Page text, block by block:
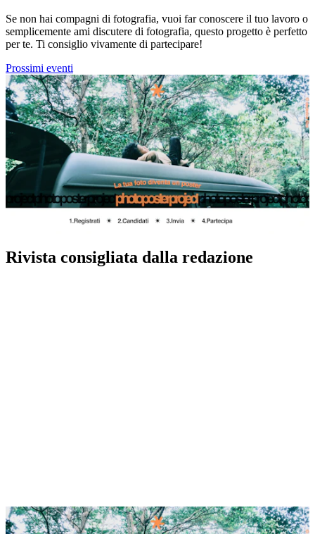
Se non hai compagni di fotografia, vuoi far conoscere il tuo lavoro o
semplicemente ami discutere di fotografia, questo progetto è perfetto
per te. Ti consiglio vivamente di partecipare!
Prossimi eventi
Rivista consigliata dalla redazione